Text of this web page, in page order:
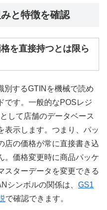
と特徴を確認
を直接持つとは限ら
別するGTINを機械で読め
です。一般的なPOSレジ
して店舗のデータベース
表示します。つまり、パッ
店の価格が常に直接書き込
。価格変更時に商品パッケ
スターデータを変更できる
シンボルの関係は、 GS1
で確認できます。